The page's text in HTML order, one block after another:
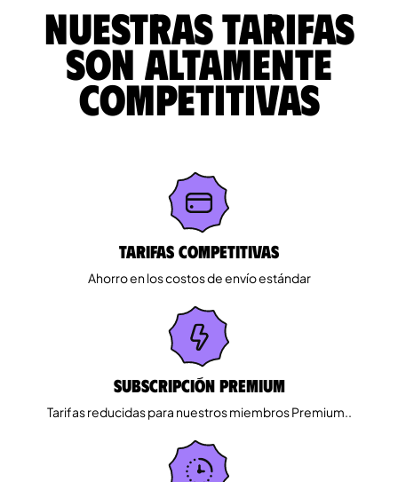
Nuestras tarifas
son altamente
competitivas
Tarifas competitivas
Ahorro en los costos de envío estándar
Subscripción Premium
Tarifas reducidas para nuestros miembros Premium..